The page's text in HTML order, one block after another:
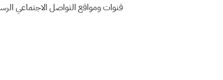
قنوات ومواقع التواصل الاجتماعي